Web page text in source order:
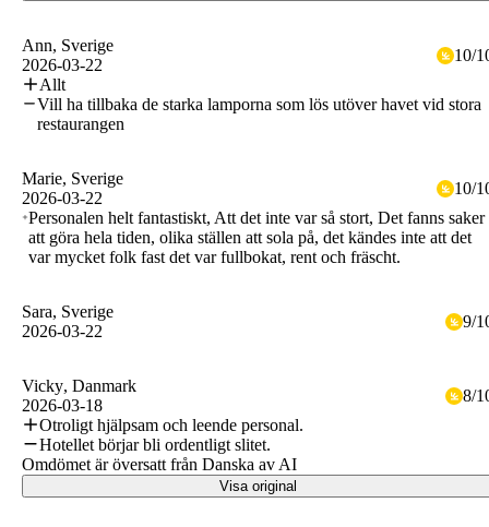
Ann, Sverige
2026-03-22
10/
Allt
Vill ha tillbaka de starka lamporna som lös utöver havet vid stora
restaurangen
Marie, Sverige
2026-03-22
10/
Personalen helt fantastiskt, Att det inte var så stort, Det fanns saker
att göra hela tiden, olika ställen att sola på, det kändes inte att det
var mycket folk fast det var fullbokat, rent och fräscht.
Sara, Sverige
2026-03-22
9/
Vicky, Danmark
2026-03-18
8/
Otroligt hjälpsam och leende personal.
Hotellet börjar bli ordentligt slitet.
Omdömet är översatt från Danska av AI
Visa original